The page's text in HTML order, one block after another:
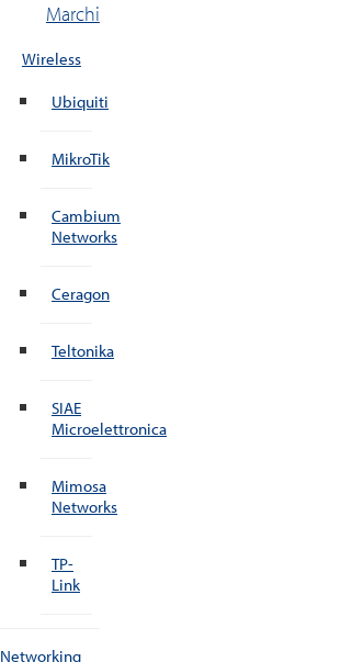
Marchi
Wireless
Ubiquiti
MikroTik
Cambium
Networks
Ceragon
Teltonika
SIAE
Microelettronica
Mimosa
Networks
TP-
Link
Networking